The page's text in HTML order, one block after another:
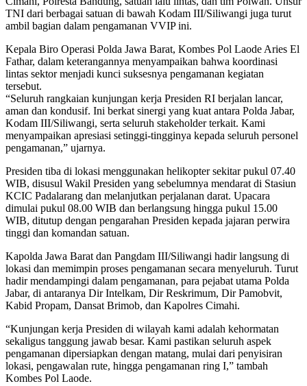
TNI dari berbagai satuan di bawah Kodam III/Siliwangi juga turut
ambil bagian dalam pengamanan VVIP ini.
Kepala Biro Operasi Polda Jawa Barat, Kombes Pol Laode Aries El
Fathar, dalam keterangannya menyampaikan bahwa koordinasi
lintas sektor menjadi kunci suksesnya pengamanan kegiatan
tersebut.
“Seluruh rangkaian kunjungan kerja Presiden RI berjalan lancar,
aman dan kondusif. Ini berkat sinergi yang kuat antara Polda Jabar,
Kodam III/Siliwangi, serta seluruh stakeholder terkait. Kami
menyampaikan apresiasi setinggi-tingginya kepada seluruh personel
pengamanan,” ujarnya.
Presiden tiba di lokasi menggunakan helikopter sekitar pukul 07.40
WIB, disusul Wakil Presiden yang sebelumnya mendarat di Stasiun
KCIC Padalarang dan melanjutkan perjalanan darat. Upacara
dimulai pukul 08.00 WIB dan berlangsung hingga pukul 15.00
WIB, ditutup dengan pengarahan Presiden kepada jajaran perwira
tinggi dan komandan satuan.
Kapolda Jawa Barat dan Pangdam III/Siliwangi hadir langsung di
lokasi dan memimpin proses pengamanan secara menyeluruh. Turut
hadir mendampingi dalam pengamanan, para pejabat utama Polda
Jabar, di antaranya Dir Intelkam, Dir Reskrimum, Dir Pamobvit,
Kabid Propam, Dansat Brimob, dan Kapolres Cimahi.
“Kunjungan kerja Presiden di wilayah kami adalah kehormatan
sekaligus tanggung jawab besar. Kami pastikan seluruh aspek
pengamanan dipersiapkan dengan matang, mulai dari penyisiran
lokasi, pengawalan rute, hingga pengamanan ring I,” tambah
Kombes Pol Laode.